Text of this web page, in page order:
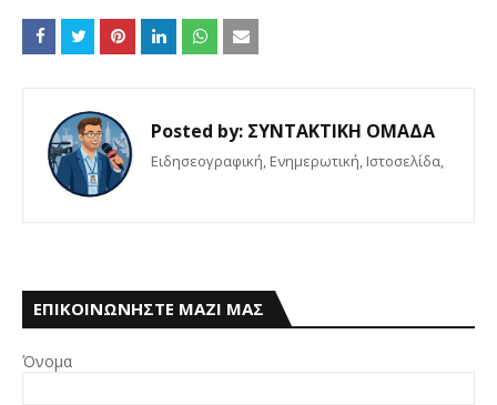
Posted by: ΣΥΝΤΑΚΤΙΚΗ ΟΜΑΔΑ
Eιδησεογραφική, Ενημερωτική, Iστοσελίδα,
ΕΠΙΚΟΙΝΩΝΗΣΤΕ ΜΑΖΙ ΜΑΣ
Όνομα